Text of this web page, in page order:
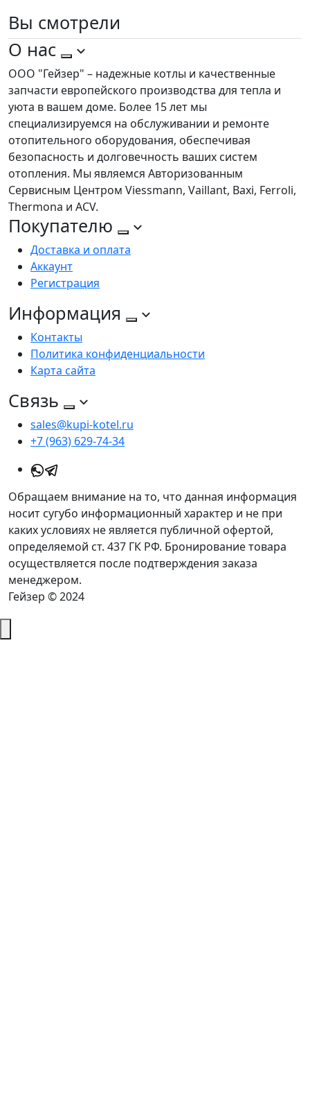
Вы смотрели
О нас
ООО "Гейзер" – надежные котлы и качественные
запчасти европейского производства для тепла и
уюта в вашем доме. Более 15 лет мы
специализируемся на обслуживании и ремонте
отопительного оборудования, обеспечивая
безопасность и долговечность ваших систем
отопления. Мы являемся Авторизованным
Сервисным Центром Viessmann, Vaillant, Baxi, Ferroli,
Thermona и ACV.
Покупателю
Доставка и оплата
Аккаунт
Регистрация
Информация
Контакты
Политика конфиденциальности
Карта сайта
Связь
sales@kupi-kotel.ru
+7 (963) 629-74-34
Обращаем внимание на то, что данная информация
носит сугубо информационный характер и не при
каких условиях не является публичной офертой,
определяемой ст. 437 ГК РФ. Бронирование товара
осуществляется после подтверждения заказа
менеджером.
Гейзер © 2024